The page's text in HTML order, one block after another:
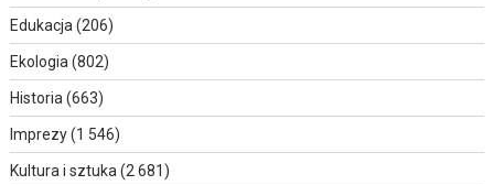
Edukacja (206)
Ekologia (802)
Historia (663)
Imprezy(1 546)
Kultura i sztuka (2 681)